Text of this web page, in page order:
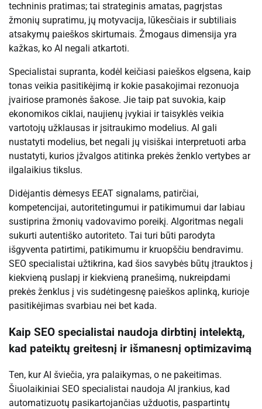
techninis pratimas; tai strateginis amatas, pagrįstas
žmonių supratimu, jų motyvacija, lūkesčiais ir subtiliais
atsakymų paieškos skirtumais. Žmogaus dimensija yra
kažkas, ko AI negali atkartoti.
Specialistai supranta, kodėl keičiasi paieškos elgsena, kaip
tonas veikia pasitikėjimą ir kokie pasakojimai rezonuoja
įvairiose pramonės šakose. Jie taip pat suvokia, kaip
ekonomikos ciklai, naujienų įvykiai ir taisyklės veikia
vartotojų užklausas ir įsitraukimo modelius. AI gali
nustatyti modelius, bet negali jų visiškai interpretuoti arba
nustatyti, kurios įžvalgos atitinka prekės ženklo vertybes ar
ilgalaikius tikslus.
Didėjantis dėmesys EEAT signalams, patirčiai,
kompetencijai, autoritetingumui ir patikimumui dar labiau
sustiprina žmonių vadovavimo poreikį. Algoritmas negali
sukurti autentiško autoriteto. Tai turi būti parodyta
išgyventa patirtimi, patikimumu ir kruopščiu bendravimu.
SEO specialistai užtikrina, kad šios savybės būtų įtrauktos į
kiekvieną puslapį ir kiekvieną pranešimą, nukreipdami
prekės ženklus į vis sudėtingesnę paieškos aplinką, kurioje
pasitikėjimas svarbiau nei bet kada.
Kaip SEO specialistai naudoja dirbtinį intelektą,
kad pateiktų greitesnį ir išmanesnį optimizavimą
Ten, kur AI šviečia, yra palaikymas, o ne pakeitimas.
Šiuolaikiniai SEO specialistai naudoja AI įrankius, kad
automatizuotų pasikartojančias užduotis, paspartintų